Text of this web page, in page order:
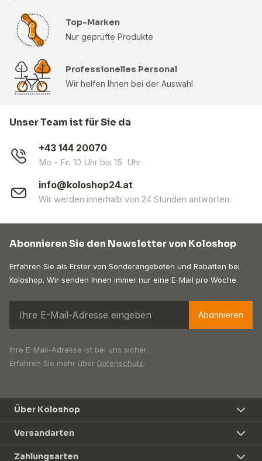
Top-Marken
Nur geprüfte Produkte
Professionelles Personal
Wir helfen Ihnen bei der Auswahl
Unser Team ist für Sie da
+43 144 20070
Mo - Fr: 10 Uhr bis 15 Uhr
info@koloshop24.at
Wir werden innerhalb von 24 Stunden antworten.
Abonnieren Sie den Newsletter von Koloshop
Erfahren Sie als Erster von Sonderangeboten und Rabatten bei
Koloshop. Wir senden Ihnen immer nur eine E-Mail pro Woche.
Abonnieren
Ihre E-Mail-Adresse ist bei uns sicher.
Erfahren Sie mehr über Datenschutz.
Über Koloshop
Versandarten
Zahlungsarten